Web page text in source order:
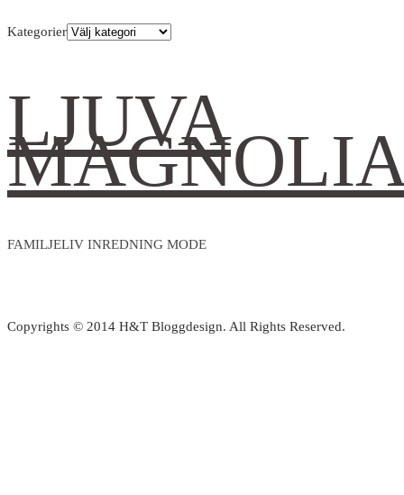
Kategorier
LJUVA
FAMILJELIV INREDNING MODE
Copyrights © 2014 H&T Bloggdesign. All Rights Reserved.